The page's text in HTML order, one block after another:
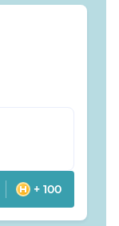
+ 100